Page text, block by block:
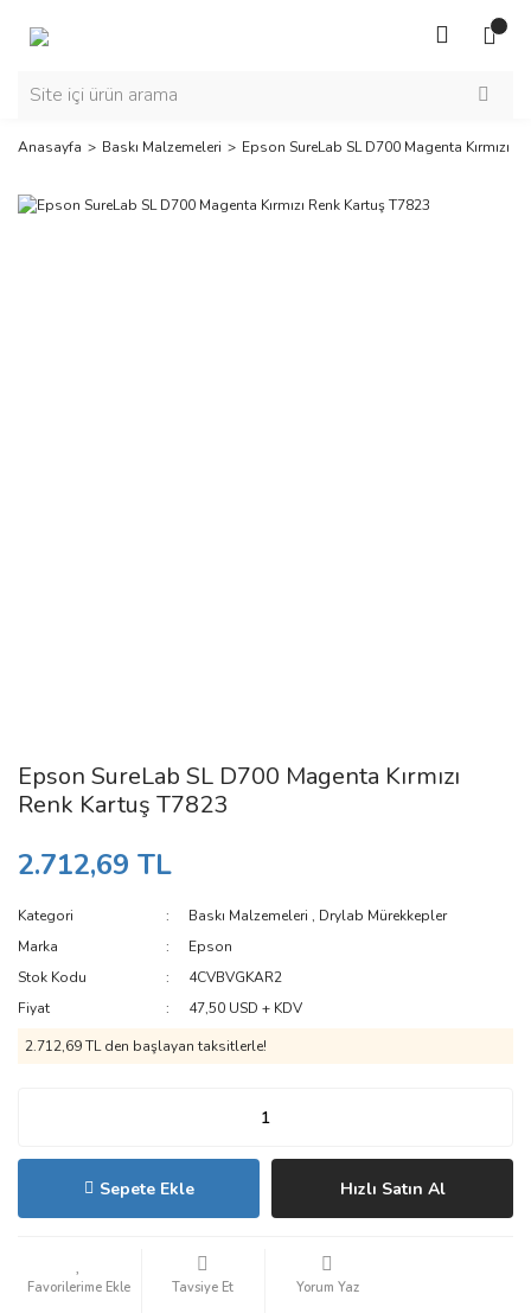
Anasayfa Baskı Malzemeleri Epson SureLab SL D700 Magenta Kırmızı
Epson SureLab SL D700 Magenta Kırmızı
Renk Kartuş T7823
2.712,69 TL
Kategori Baskı Malzemeleri , Drylab Mürekkepler
Marka
Epson
Stok Kodu
4CVBVGKAR2
Fiyat
47,50 USD + KDV
2.712,69 TL den başlayan taksitlerle!
Sepete Ekle Hızlı Satın Al
Tavsiye Et Yorum Yaz